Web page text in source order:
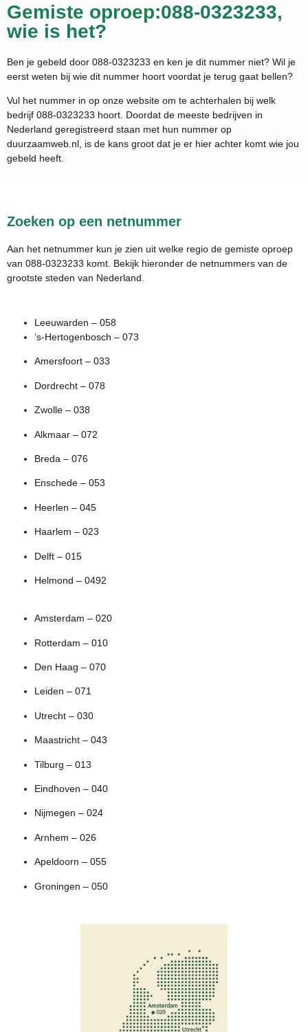
Gemiste oproep:088-0323233,
wie is het?
Ben je gebeld door 088-0323233 en ken je dit nummer niet? Wil je
eerst weten bij wie dit nummer hoort voordat je terug gaat bellen?
Vul het nummer in op onze website om te achterhalen bij welk
bedrijf 088-0323233 hoort. Doordat de meeste bedrijven in
Nederland geregistreerd staan met hun nummer op
duurzaamweb.nl, is de kans groot dat je er hier achter komt wie jou
gebeld heeft.
Zoeken op een netnummer
Aan het netnummer kun je zien uit welke regio de gemiste oproep
van 088-0323233 komt. Bekijk hieronder de netnummers van de
grootste steden van Nederland.
Leeuwarden – 058
’s-Hertogenbosch – 073
Amersfoort – 033
Dordrecht – 078
Zwolle – 038
Alkmaar – 072
Breda – 076
Enschede – 053
Heerlen – 045
Haarlem – 023
Delft – 015
Helmond – 0492
Amsterdam – 020
Rotterdam – 010
Den Haag – 070
Leiden – 071
Utrecht – 030
Maastricht – 043
Tilburg – 013
Eindhoven – 040
Nijmegen – 024
Arnhem – 026
Apeldoorn – 055
Groningen – 050